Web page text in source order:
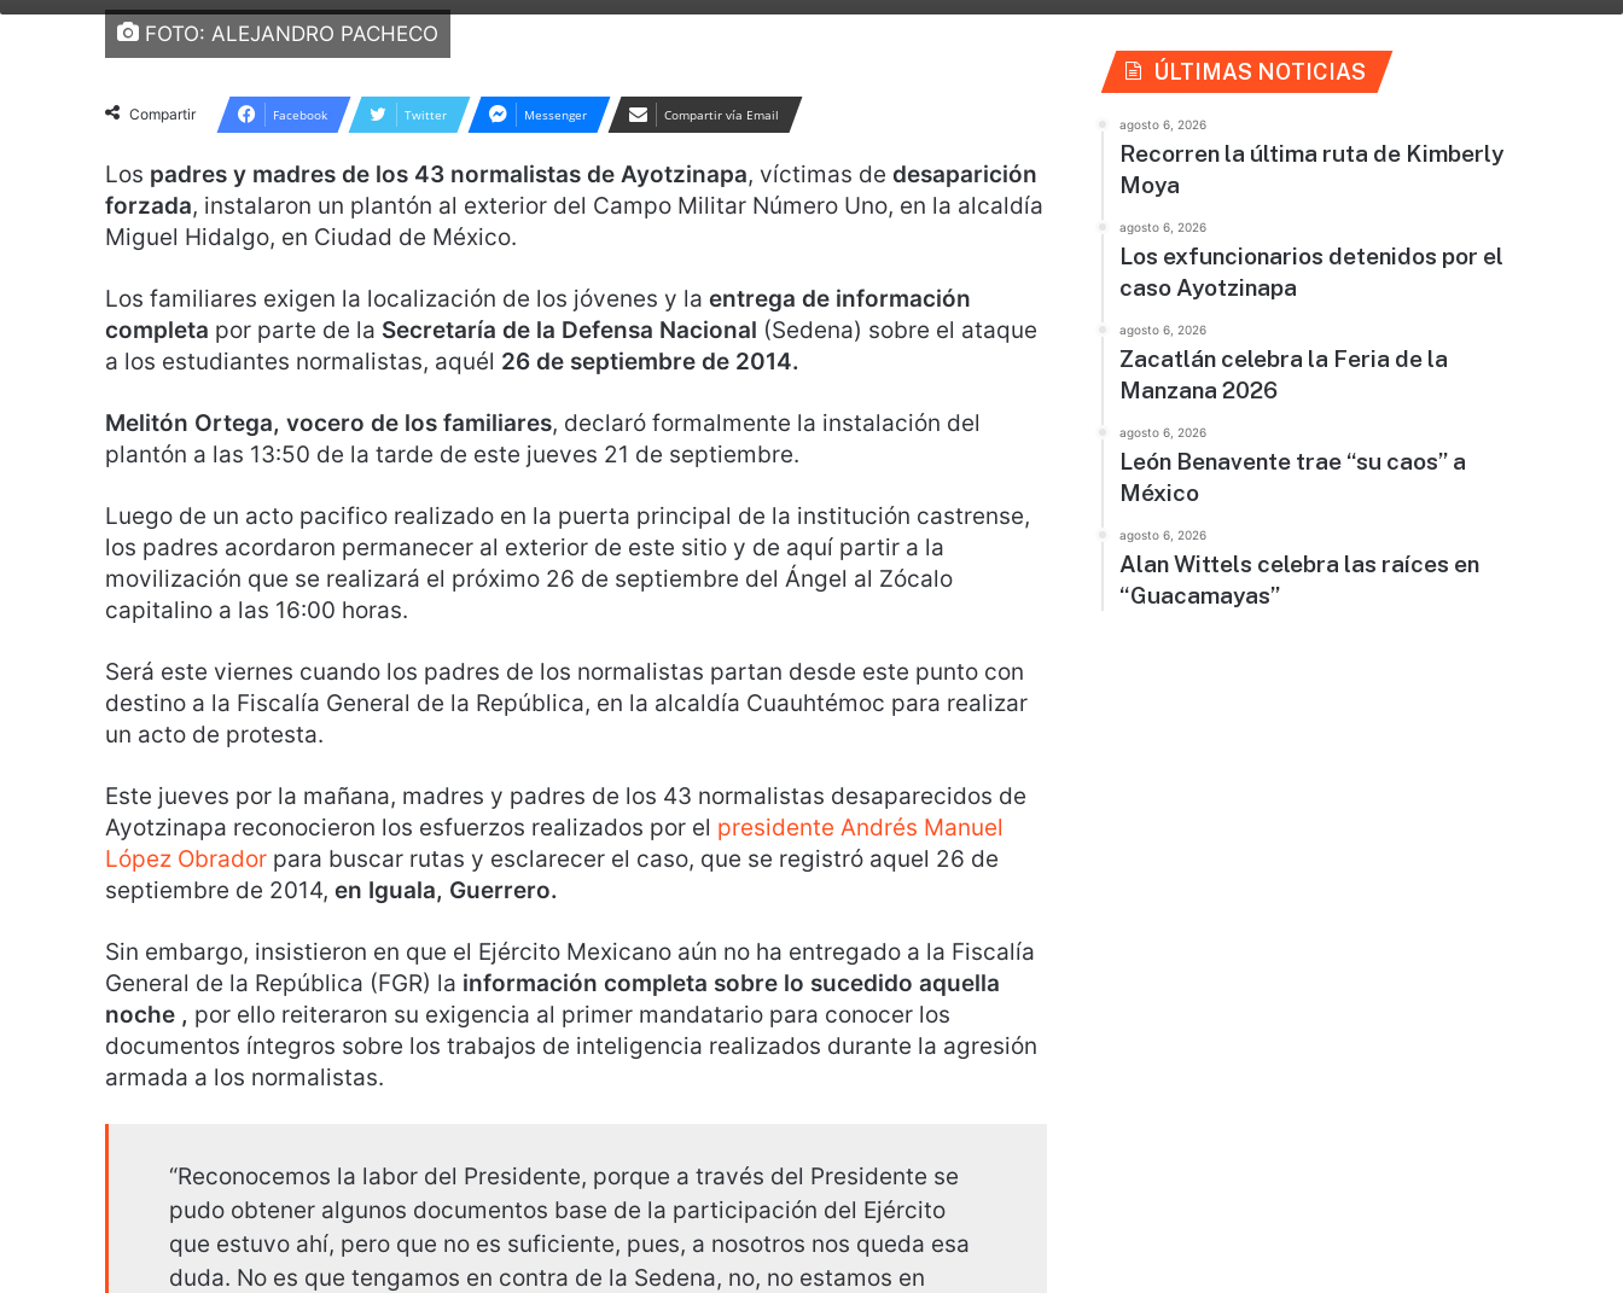
FOTO: ALEJANDRO PACHECO
Compartir Facebook Twitter Messenger Compartir vía Email
Los padres y madres de los 43 normalistas de Ayotzinapa, víctimas de desaparición
forzada, instalaron un plantón al exterior del Campo Militar Número Uno, en la alcaldía
Miguel Hidalgo, en Ciudad de México.
Los familiares exigen la localización de los jóvenes y la entrega de información
completa por parte de la Secretaría de la Defensa Nacional (Sedena) sobre el ataque
a los estudiantes normalistas, aquél 26 de septiembre de 2014.
Melitón Ortega, vocero de los familiares, declaró formalmente la instalación del
plantón a las 13:50 de la tarde de este jueves 21 de septiembre.
Luego de un acto pacifico realizado en la puerta principal de la institución castrense,
los padres acordaron permanecer al exterior de este sitio y de aquí partir a la
movilización que se realizará el próximo 26 de septiembre del Ángel al Zócalo
capitalino a las 16:00 horas.
Será este viernes cuando los padres de los normalistas partan desde este punto con
destino a la Fiscalía General de la República, en la alcaldía Cuauhtémoc para realizar
un acto de protesta.
Este jueves por la mañana, madres y padres de los 43 normalistas desaparecidos de
Ayotzinapa reconocieron los esfuerzos realizados por el presidente Andrés Manuel
López Obrador para buscar rutas y esclarecer el caso, que se registró aquel 26 de
septiembre de 2014, en Iguala, Guerrero.
Sin embargo, insistieron en que el Ejército Mexicano aún no ha entregado a la Fiscalía
General de la República (FGR) la información completa sobre lo sucedido aquella
noche , por ello reiteraron su exigencia al primer mandatario para conocer los
documentos íntegros sobre los trabajos de inteligencia realizados durante la agresión
armada a los normalistas.
“Reconocemos la labor del Presidente, porque a través del Presidente se
pudo obtener algunos documentos base de la participación del Ejército
que estuvo ahí, pero que no es suficiente, pues, a nosotros nos queda esa
duda. No es que tengamos en contra de la Sedena, no, no estamos en
ÚLTIMAS NOTICIAS
agosto 6, 2026
Recorren la última ruta de Kimberly
Moya
agosto 6, 2026
Los exfuncionarios detenidos por el
caso Ayotzinapa
agosto 6, 2026
Zacatlán celebra la Feria de la
Manzana 2026
agosto 6, 2026
León Benavente trae “su caos” a
México
agosto 6, 2026
Alan Wittels celebra las raíces en
“Guacamayas”